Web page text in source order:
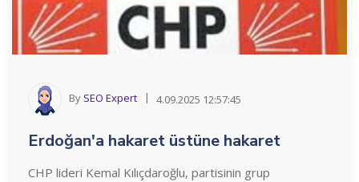
By SEO Expert 4.09.2025 12:57:45
Erdoğan'a hakaret üstüne hakaret
CHP lideri Kemal Kılıçdaroğlu, partisinin grup